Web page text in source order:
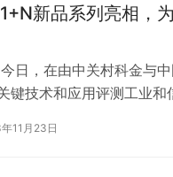
新品系列亮相，
日，在由中关村科金与
键技术和应用评测工业和
迁”2023大模型产业前沿…
11月23日